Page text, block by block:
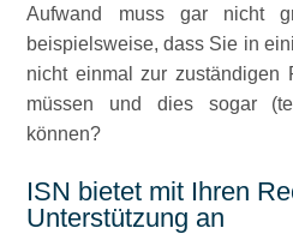
Aufwand muss gar nicht
beispielsweise, dass Sie in
nicht einmal zur zuständigen
müssen und dies sogar
können?
ISN bietet mit Ihren
Unterstützung an